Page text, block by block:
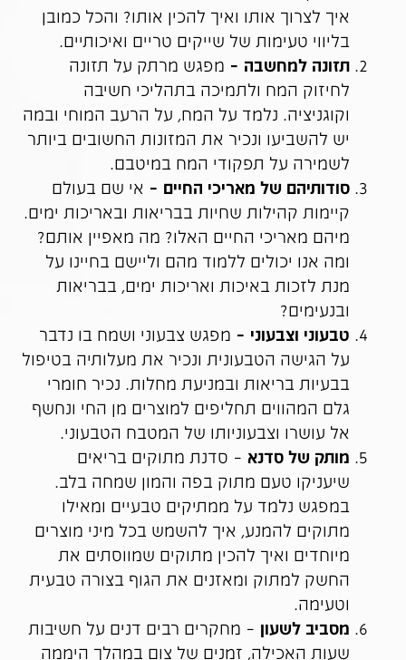
איך לצרוך אותו ואיך להכין אותו? והכל כמובן
בליווי טעימות של שייקים טריים ואיכותיים.
תזונה למחשבה – מפגש מרתק על תזונה
לחיזוק המח ולתמיכה בתהליכי חשיבה
וקוגניציה. נלמד על המח, על הרעב המוחי ובמה
יש להשביעו ונכיר את המזונות החשובים ביותר
לשמירה על תפקודי המח במיטבם.
סודותיהם של מאריכי החיים – אי שם בעולם
קיימות קהילות שחיות בבריאות ובאריכות ימים.
מיהם מאריכי החיים האלו? מה מאפיין אותם?
ומה אנו יכולים ללמוד מהם וליישם בחיינו על
מנת לזכות באיכות ואריכות ימים, בבריאות
ובנעימים?
טבעוני וצבעוני – מפגש צבעוני ושמח בו נדבר
על הגישה הטבעונית ונכיר את מעלותיה בטיפול
בבעיות בריאות ובמניעת מחלות. נכיר חומרי
גלם המהווים תחליפים למוצרים מן החי ונחשף
אל עושרו וצבעוניותו של המטבח הטבעוני.
מותק של סדנא – סדנת מתוקים בריאים
שיעניקו טעם מתוק בפה והמון שמחה בלב.
במפגש נלמד על ממתיקים טבעיים ומאילו
מתוקים להמנע, איך להשמש בכל מיני מוצרים
מיוחדים ואיך להכין מתוקים שמווסתים את
החשק למתוק ומאזנים את הגוף בצורה טבעית
וטעימה.
מסביב לשעון – מחקרים רבים דנים על חשיבות
שעות האכילה, זמנים של צום במהלך היממה